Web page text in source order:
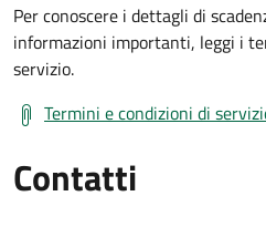
Per conoscere i dettagli di
informazioni importanti, leggi i
servizio.
Termini e condizioni di
Contatti